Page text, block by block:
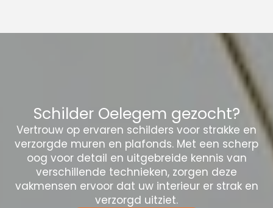
Schilder Oelegem gezocht?
Vertrouw op ervaren schilders voor strakke en
verzorgde muren en plafonds. Met een scherp
oog voor detail en uitgebreide kennis van
verschillende technieken, zorgen deze
vakmensen ervoor dat uw interieur er strak en
verzorgd uitziet.